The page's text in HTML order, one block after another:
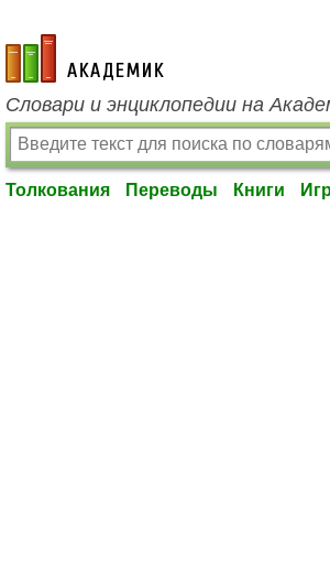
academic.ru
Словари и энциклопедии на
Толкования Переводы Книги